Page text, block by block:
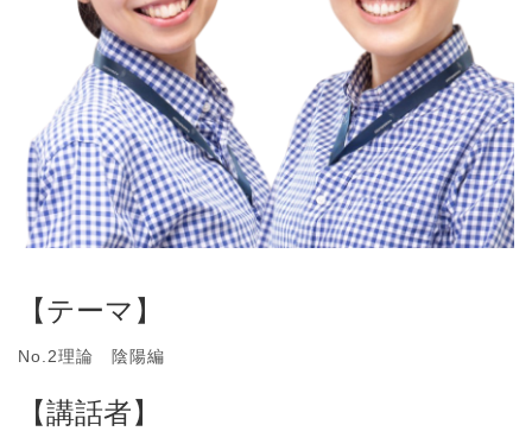
【テーマ】
No.2理論 陰陽編
【講話者】